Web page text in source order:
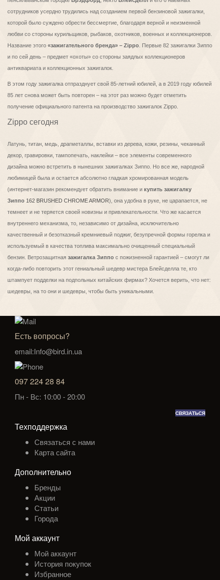
сотрудников усердно трудились над созданием первой бензиновой зажигалки,
которой было суждено обрести бессмертие, благодаря верной и неизменной
любви со стороны курильщиков, рыбаков, охотников, военных и коллекционеров.
Название этого «зажигательного бренда» – Zippo . Первые 82 зажигалки Зиппо
и по сей день – предмет «охоты» со стороны заядлых коллекционеров
антиквариата и коллекционных зажигалок.
В этом году зажигалка отпразднует свой 85-летний юбилей, а в 2019 году юбилей
85 лет снова может быть повторен – на этот раз можно будет отметить
получение официального патента на производство зажигалок Zippo.
Zippo сегодня
Латунь, титан, медь, драгметаллы, вставки из дерева, кожи, резины, чеканный
декор, гравировки, тампопечать, наклейки – все элементы современного
дизайна можно встретить в нынешних зажигалках Зиппо. Но все же, народной
любимицей была и остается абсолютно гладкая хромированная модель
(интернет-магазин рекомендует обратить внимание и купить зажигалку
Зиппо 162 BRUSHED CHROME ARMOR), она удобна в руке, не царапается, не
темнеет и не теряется своей новизны и привлекательности. Что же касается
внутреннего механизма, то, независимо от дизайна, исключительно
качественный и безотказный кремниевый поджиг, безупречной формы горелка и
используемый в качества топлива максимально очищенный специальный
бензин. Ветрозащитная зажигалка Зиппо с пожизненной гарантией – смогут ли
когда-либо повторить этот гениальный шедевр мистера Блейсделла те, кто
штампует подделки на подпольных китайских фирмах? Хочется верить, что нет:
шедевры, на то они и шедевры, чтобы быть уникальными.
Есть вопросы?
email:Info@bird.in.ua
097 224 28 84
Пн - Вс: 10:00 - 20:00
СВЯЗАТЬСЯ
Техподдержка
Связаться с нами
Карта сайта
Дополнительно
Бренды
Акции
Статьи
Города
Мой аккаунт
Мой аккаунт
История покупок
Избранное